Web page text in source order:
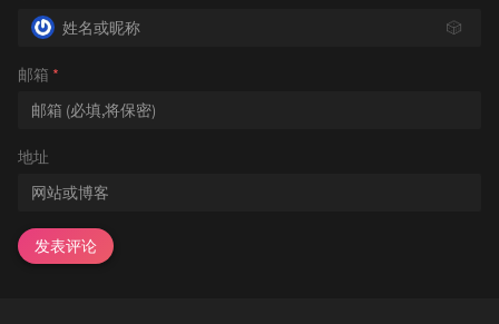
🎲
邮箱 *
地址
发表评论